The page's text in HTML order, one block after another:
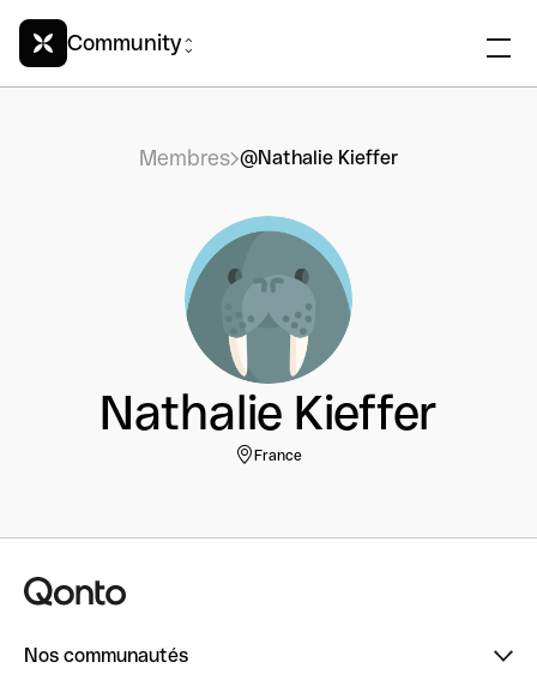
Community
Membres @Nathalie Kieffer
Nathalie Kieffer
France
Nos communautés